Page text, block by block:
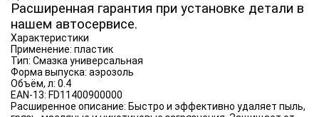
Расширенная гарантия при установке детали в
нашем автосервисе.
Характеристики
Применение: пластик
Тип: Смазка универсальная
Форма выпуска: аэрозоль
Объём, л: 0.4
EAN-13: FD11400900000
Расширенное описание: Быстро и эффективно удаляет пыль,